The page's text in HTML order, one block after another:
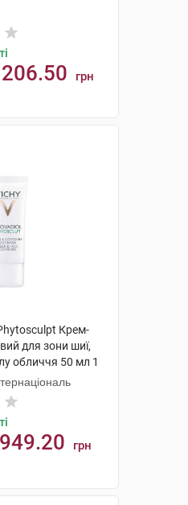
206.50 грн
Крем-
для зони шиї,
обличчя 50 мл 1
949.20 грн